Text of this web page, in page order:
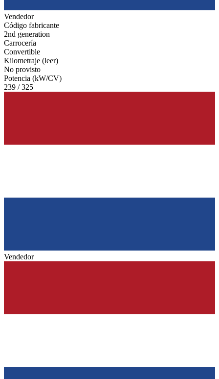
Vendedor
Código fabricante
2nd generation
Carrocería
Convertible
Kilometraje (leer)
No provisto
Potencia (kW/CV)
239 / 325
Vendedor